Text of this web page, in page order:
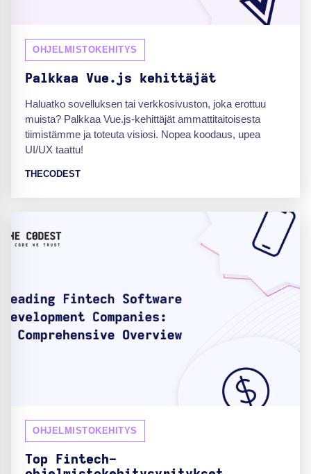
OHJELMISTOKEHITYS
Palkkaa Vue.js kehittäjät
Haluatko sovelluksen tai verkkosivuston, joka erottuu
muista? Palkkaa Vue.js-kehittäjät ammattitaitoisesta
tiimistämme ja toteuta visiosi. Nopea koodaus, upea
UI/UX taattu!
THECODEST
OHJELMISTOKEHITYS
Top Fintech-